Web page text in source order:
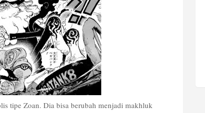
tipe Zoan. Dia bisa berubah menjadi makhluk